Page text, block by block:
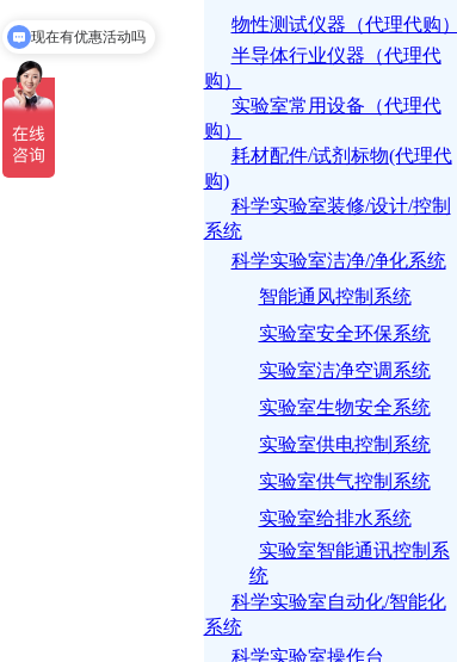
物性测试仪器（代理代购）
半导体行业仪器（代理代
购）
实验室常用设备（代理代
购）
耗材配件/试剂标物(代理代
购)
科学实验室装修/设计/控制
系统
科学实验室洁净/净化系统
智能通风控制系统
实验室安全环保系统
实验室洁净空调系统
实验室生物安全系统
实验室供电控制系统
实验室供气控制系统
实验室给排水系统
实验室智能通讯控制系
统
科学实验室自动化/智能化
系统
科学实验室操作台
现在有优惠活动吗